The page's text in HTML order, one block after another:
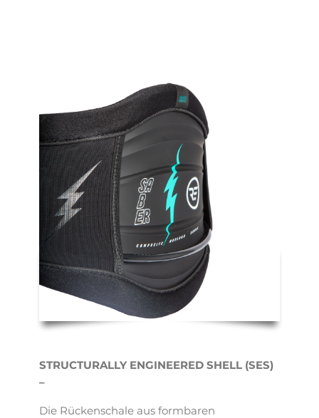
STRUCTURALLY ENGINEERED SHELL (SES)
–
Die Rückenschale aus formbaren